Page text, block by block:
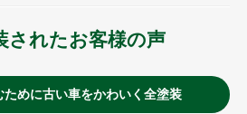
されたお客様の声
めに古い車をかわいく全塗装